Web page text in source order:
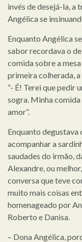
invés de desejá-la, a
Angélica se
Enquanto Angélica
sabor recordava o
comida sobre a
primeira colherada,
“- É! Terei que pedir
sogra. Minha comida
amor”.
Enquanto
acompanhar a
saudades do irmão,
Alexandre, ou
conversa que teve
muito mais coisas
homenageado por
Roberto e Danisa.
– Dona Angélica,